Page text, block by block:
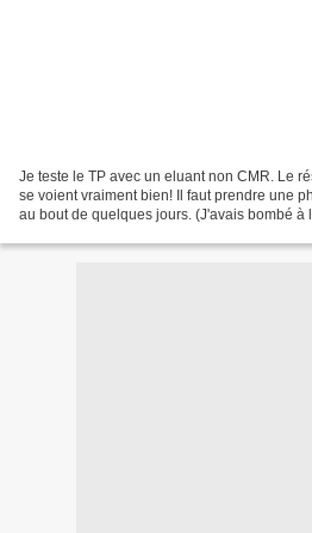
Je teste le TP avec un eluant non CMR. Le résultat : Je trouve que les tâches
se voient vraiment bien! Il faut prendre une
au bout de quelques jours. (J'avais bombé à